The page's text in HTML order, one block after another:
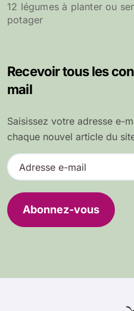
12 légumes à planter ou
potager
Recevoir tous les
mail
Saisissez votre adresse e-
chaque nouvel article du
A
d
e
s
Abonnez-vous